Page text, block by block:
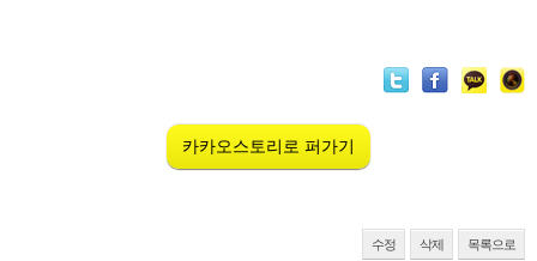
카카오스토리로 퍼가기
수정 삭제 목록으로